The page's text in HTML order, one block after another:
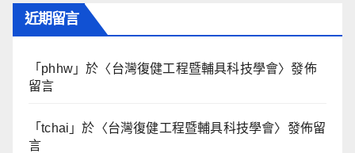
近期留言
「 phhw 」於〈台灣復健工程暨輔具科技學會〉發佈
留言
「tchai 」於〈台灣復健工程暨輔具科技學會〉發佈留
言